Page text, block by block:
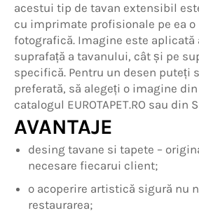
acestui tip de tavan extensibil
cu imprimate profisionale pe ea
fotografică. Imagine este aplicată
suprafață a tavanului, cât și pe
specifică. Pentru un desen puteți
preferată, să alegeți o imagine din
catalogul EUROTAPET.RO sau din
AVANTAJE
desing tavane si tapete –
necesare fiecarui client;
o acoperire artistică sigură nu
restaurarea;